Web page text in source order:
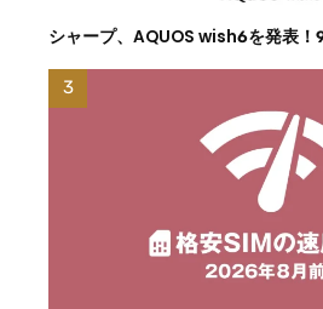
シャープ、AQUOS wish6を発表！